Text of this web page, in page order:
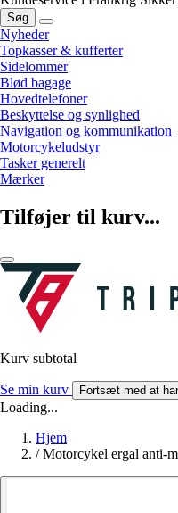
Søg
Nyheder
Topkasser & kufferter
Sidelommer
Blød bagage
Hovedtelefoner
Beskyttelse og synlighed
Navigation og kommunikation
Motorcykeludstyr
Tasker generelt
Mærker
Tilføjer til kurv...
Kurv subtotal
Se min kurv Fortsæt med at
Loading...
Hjem
/ Motorcykel ergal anti-